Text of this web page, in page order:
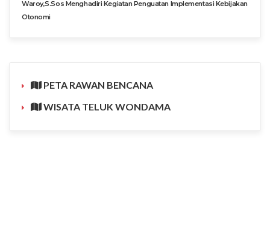
Waroy,S.Sos Menghadiri Kegiatan Penguatan Implementasi Kebijakan
Otonomi
PETA RAWAN BENCANA
WISATA TELUK WONDAMA